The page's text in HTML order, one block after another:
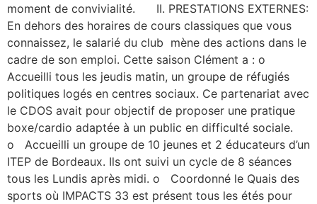
moment de convivialité. II. PRESTATIONS EXTERNES:
En dehors des horaires de cours classiques que vous
connaissez, le salarié du club mène des actions dans le
cadre de son emploi. Cette saison Clément a : o
Accueilli tous les jeudis matin, un groupe de réfugiés
politiques logés en centres sociaux. Ce partenariat avec
le CDOS avait pour objectif de proposer une pratique
boxe/cardio adaptée à un public en difficulté sociale.
o Accueilli un groupe de 10 jeunes et 2 éducateurs d’un
ITEP de Bordeaux. Ils ont suivi un cycle de 8 séances
tous les Lundis après midi. o Coordonné le Quais des
sports où IMPACTS 33 est présent tous les étés pour